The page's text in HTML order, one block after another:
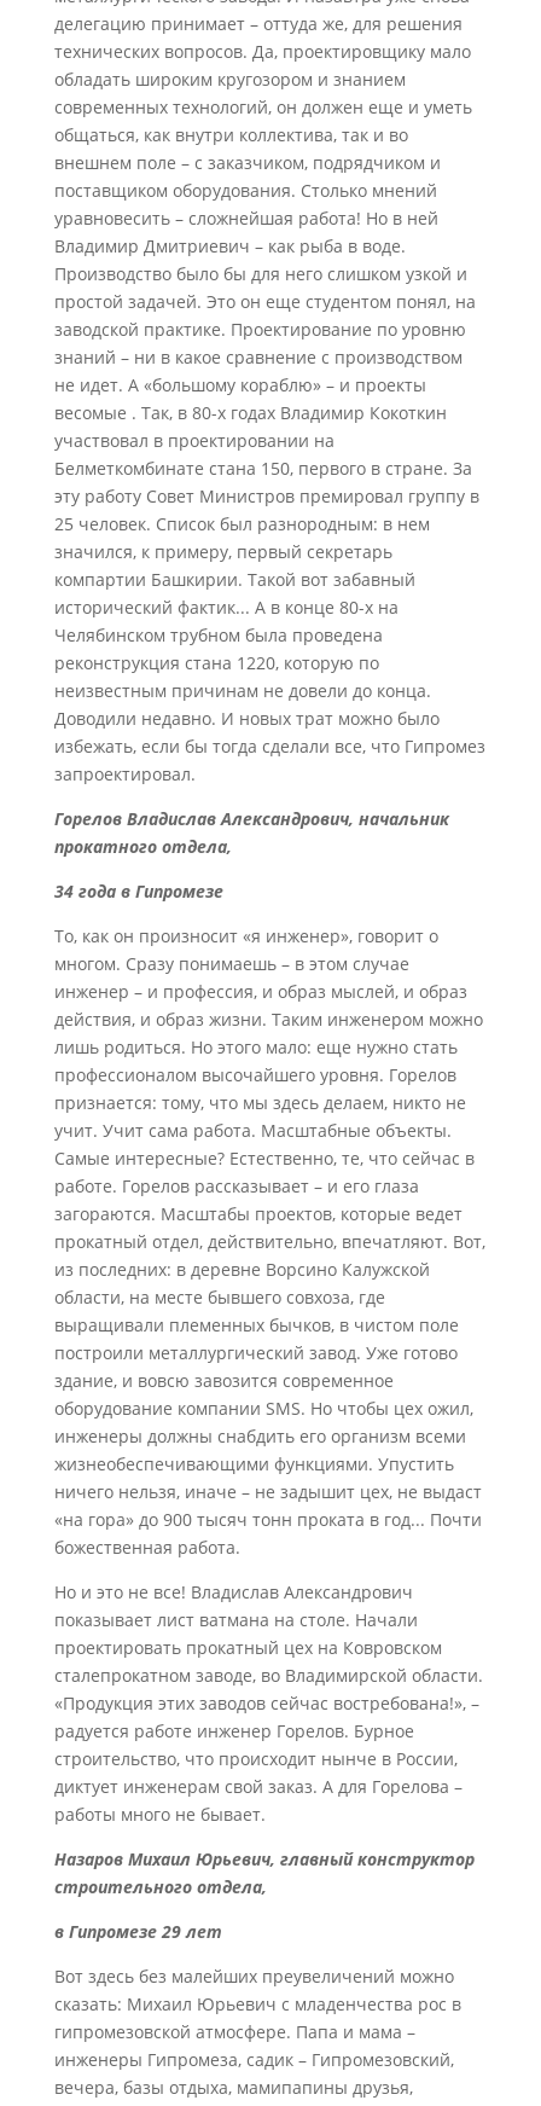
делегацию принимает – оттуда же, для решения
технических вопросов. Да, проектировщику мало
обладать широким кругозором и знанием
современных технологий, он должен еще и уметь
общаться, как внутри коллектива, так и во
внешнем поле – с заказчиком, подрядчиком и
поставщиком оборудования. Столько мнений
уравновесить – сложнейшая работа! Но в ней
Владимир Дмитриевич – как рыба в воде.
Производство было бы для него слишком узкой и
простой задачей. Это он еще студентом понял, на
заводской практике. Проектирование по уровню
знаний – ни в какое сравнение с производством
не идет. А «большому кораблю» – и проекты
весомые . Так, в 80-х годах Владимир Кокоткин
участвовал в проектировании на
Белметкомбинате стана 150, первого в стране. За
эту работу Совет Министров премировал группу в
25 человек. Список был разнородным: в нем
значился, к примеру, первый секретарь
компартии Башкирии. Такой вот забавный
исторический фактик... А в конце 80-х на
Челябинском трубном была проведена
реконструкция стана 1220, которую по
неизвестным причинам не довели до конца.
Доводили недавно. И новых трат можно было
избежать, если бы тогда сделали все, что Гипромез
запроектировал.
Горелов Владислав Александрович, начальник
прокатного отдела,
34 года в Гипромезе
То, как он произносит «я инженер», говорит о
многом. Сразу понимаешь – в этом случае
инженер – и профессия, и образ мыслей, и образ
действия, и образ жизни. Таким инженером можно
лишь родиться. Но этого мало: еще нужно стать
профессионалом высочайшего уровня. Горелов
признается: тому, что мы здесь делаем, никто не
учит. Учит сама работа. Масштабные объекты.
Самые интересные? Естественно, те, что сейчас в
работе. Горелов рассказывает – и его глаза
загораются. Масштабы проектов, которые ведет
прокатный отдел, действительно, впечатляют. Вот,
из последних: в деревне Ворсино Калужской
области, на месте бывшего совхоза, где
выращивали племенных бычков, в чистом поле
построили металлургический завод. Уже готово
здание, и вовсю завозится современное
оборудование компании SMS. Но чтобы цех ожил,
инженеры должны снабдить его организм всеми
жизнеобеспечивающими функциями. Упустить
ничего нельзя, иначе – не задышит цех, не выдаст
«на гора» до 900 тысяч тонн проката в год... Почти
божественная работа.
Но и это не все! Владислав Александрович
показывает лист ватмана на столе. Начали
проектировать прокатный цех на Ковровском
сталепрокатном заводе, во Владимирской области.
«Продукция этих заводов сейчас востребована!», –
радуется работе инженер Горелов. Бурное
строительство, что происходит нынче в России,
диктует инженерам свой заказ. А для Горелова –
работы много не бывает.
Назаров Михаил Юрьевич, главный конструктор
строительного отдела,
в Гипромезе 29 лет
Вот здесь без малейших преувеличений можно
сказать: Михаил Юрьевич с младенчества рос в
гипромезовской атмосфере. Папа и мама –
инженеры Гипромеза, садик – Гипромезовский,
вечера, базы отдыха, мамипапины друзья,